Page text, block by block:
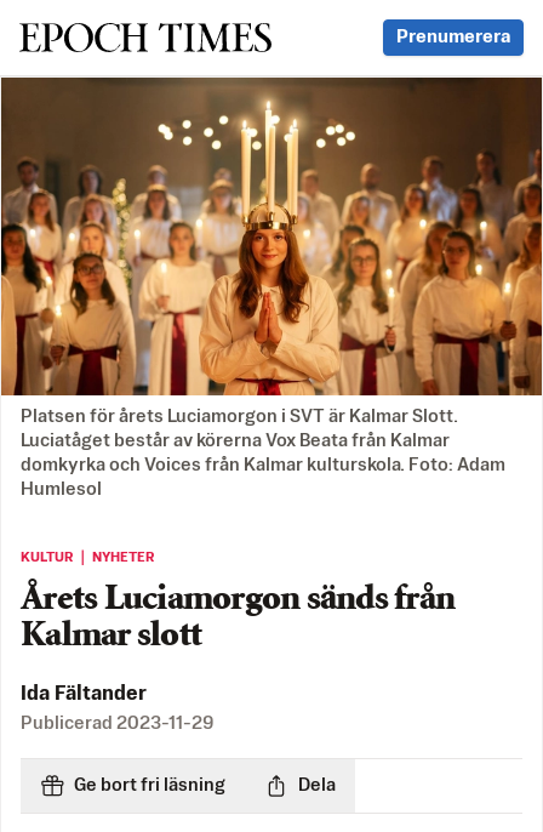
Svenska Epoch Times Prenumerera
Platsen för årets Luciamorgon i SVT är Kalmar Slott.
Luciatåget består av körerna Vox Beata från Kalmar
domkyrka och Voices från Kalmar kulturskola. Foto: Adam
Humlesol
KULTUR ｜ NYHETER
Årets Luciamorgon sänds från
Kalmar slott
Ida Fältander
Publicerad 2023-11-29
Ge bort fri läsning Dela